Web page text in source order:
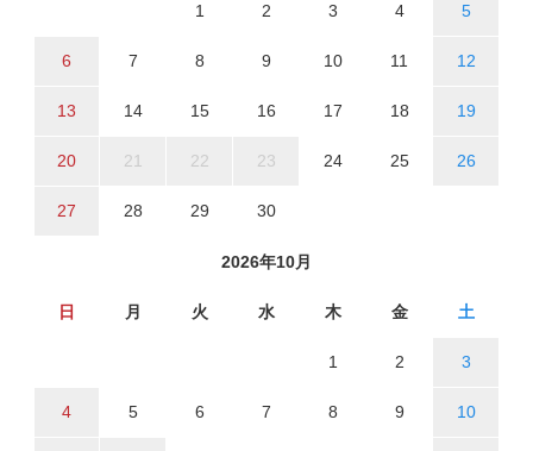
1 2 3 4 5
6 7 8 9 10 11 12
13 14 15 16 17 18 19
20 21 22 23 24 25 26
27 28 29 30
2026年10月
日 月 火 水 木 金 土
1 2 3
4 5 6 7 8 9 10